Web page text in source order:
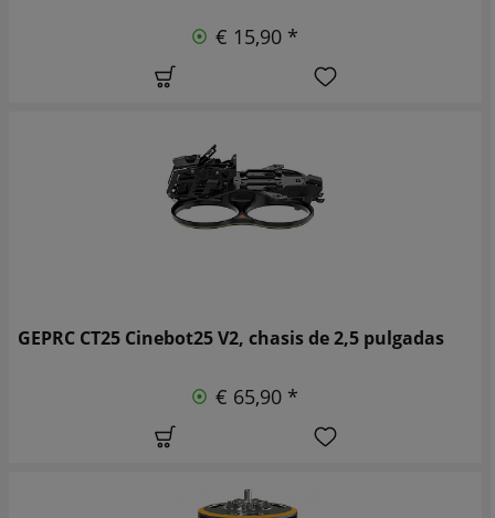
€ 15,90 *
GEPRC CT25 Cinebot25 V2, chasis de 2,5 pulgadas
€ 65,90 *